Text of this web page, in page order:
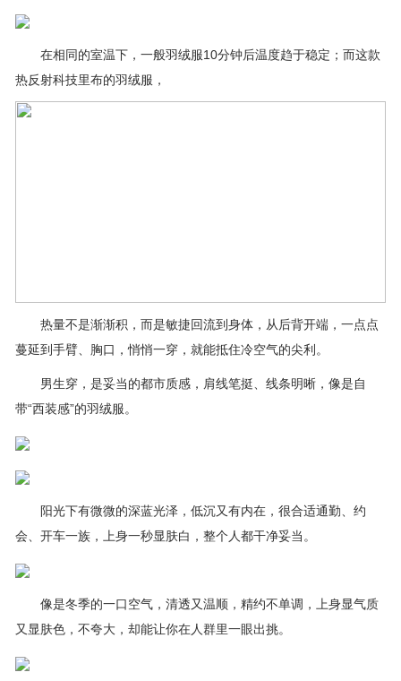
在相同的室温下，一般羽绒服10分钟后温度趋于稳定；而这款
热反射科技里布的羽绒服，
热量不是渐渐积，而是敏捷回流到身体，从后背开端，一点点
蔓延到手臂、胸口，悄悄一穿，就能抵住冷空气的尖利。
男生穿，是妥当的都市质感，肩线笔挺、线条明晰，像是自
带“西装感”的羽绒服。
阳光下有微微的深蓝光泽，低沉又有内在，很合适通勤、约
会、开车一族，上身一秒显肤白，整个人都干净妥当。
像是冬季的一口空气，清透又温顺，精约不单调，上身显气质
又显肤色，不夸大，却能让你在人群里一眼出挑。